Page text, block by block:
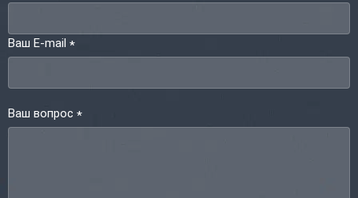
Ваш E-mail *
Ваш вопрос *